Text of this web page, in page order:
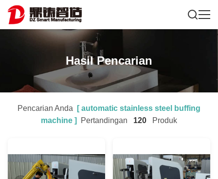
Hasil Pencarian
Pencarian Anda [automatic stainless steel buffing
machine ] Pertandingan 120 Produk